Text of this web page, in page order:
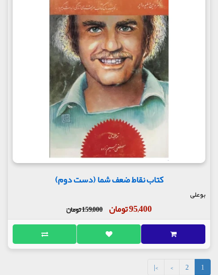
کتاب نقاط ضعف شما (دست دوم)
بوعلی
95,400 تومان 159,000 تومان
1
2
>
>|